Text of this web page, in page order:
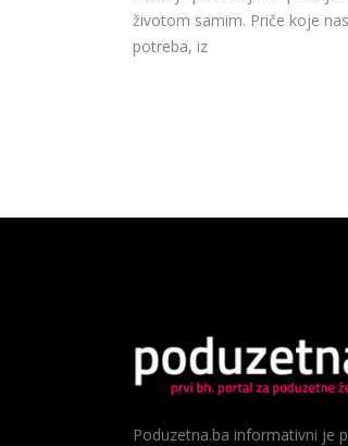
životom samim. Priče koje
potreba, iz
Poduzetna.ba informativni je